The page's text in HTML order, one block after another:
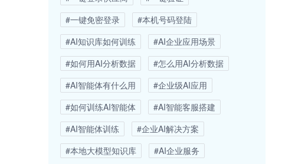
#一键免密登录
#本机号码登陆
#AI知识库如何训练
#AI企业应用场景
#如何用AI分析数据
#怎么用AI分析数据
#AI智能体有什么用
#企业级AI应用
#如何训练AI智能体
#AI智能客服搭建
#AI智能体训练
#企业AI解决方案
#本地大模型知识库
#AI企业服务